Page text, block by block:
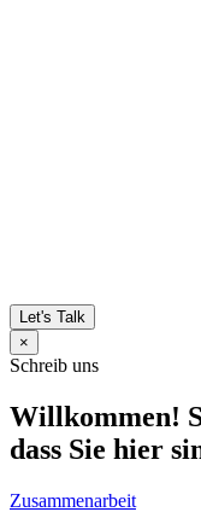
Let's Talk
×
Schreib uns
Willkommen!
dass Sie hier
Zusammenarbeit